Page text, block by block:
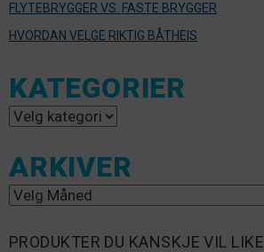
FLYTEBRYGGER VS. FASTE BRYGGER
HVORDAN VELGE RIKTIG BÅTHEIS
KATEGORIER
Kategorier
ARKIVER
Arkiver
PRODUKTER DU KANSKJE VIL LIKE